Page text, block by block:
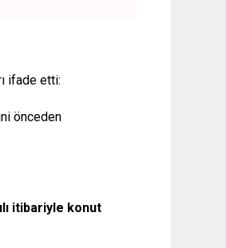
ifade etti:
önceden
itibariyle konut